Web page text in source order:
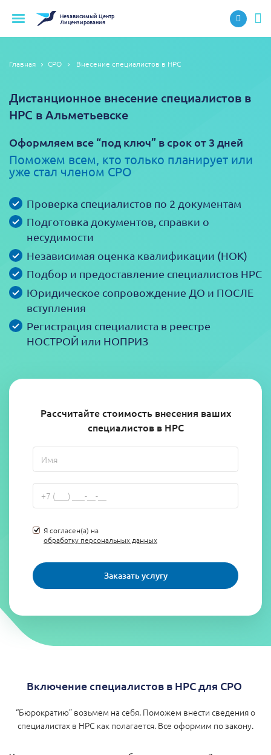
НезависимыйЦентр
Лицензирования
Главная СРО Внесение специалистов в НРС
Рассчитайте стоимость внесения ваших
специалистов в НРС
Я согласен(а) на
обработку персональных данных
Заказать услугу
Дистанционное внесение специалистов в
НРС в Альметьевске
Оформляем все “под ключ” в срок от 3 дней
Поможем всем, кто только планирует или
уже стал членом СРО
Проверка специалистов по 2 документам
Подготовка документов, справки о
несудимости
Независимая оценка квалификации (НОК)
Подбор и предоставление специалистов НРС
Юридическое сопровождение ДО и ПОСЛЕ
вступления
Регистрация специалиста в реестре
НОСТРОЙ или НОПРИЗ
Включение специалистов в НРС для СРО
“Бюрократию” возьмем на себя. Поможем внести сведения о
специалистах в НРС как полагается. Все оформим по закону.